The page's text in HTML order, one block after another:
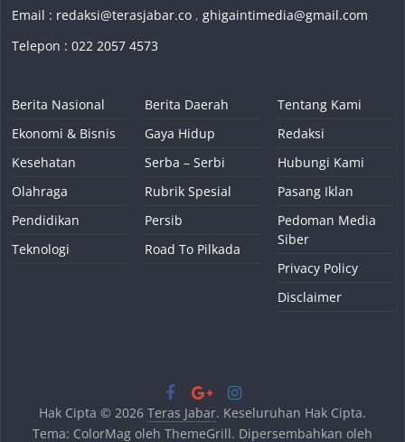
Email : redaksi@terasjabar.co ,ghigaintimedia@gmail.com
Telepon : 022 2057 4573
Berita Nasional
Ekonomi & Bisnis
Kesehatan
Olahraga
Pendidikan
Teknologi
Berita Daerah
Gaya Hidup
Serba – Serbi
Rubrik Spesial
Persib
Road To Pilkada
Tentang Kami
Redaksi
Hubungi Kami
Pasang Iklan
Pedoman Media
Siber
Privacy Policy
Disclaimer
Hak Cipta © 2026 Teras Jabar. Keseluruhan Hak Cipta.
Tema: ColorMagoleh ThemeGrill. Dipersembahkan oleh